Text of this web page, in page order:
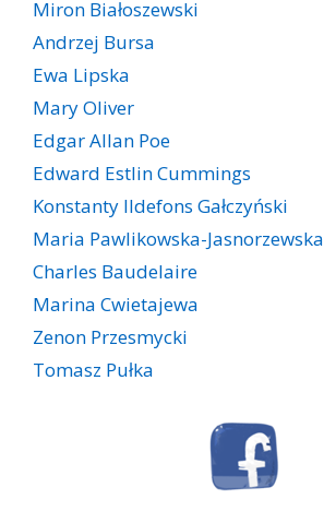
Miron Białoszewski
Andrzej Bursa
Ewa Lipska
Mary Oliver
Edgar Allan Poe
Edward Estlin Cummings
Konstanty Ildefons Gałczyński
Maria Pawlikowska-Jasnorzewska
Charles Baudelaire
Marina Cwietajewa
Zenon Przesmycki
Tomasz Pułka